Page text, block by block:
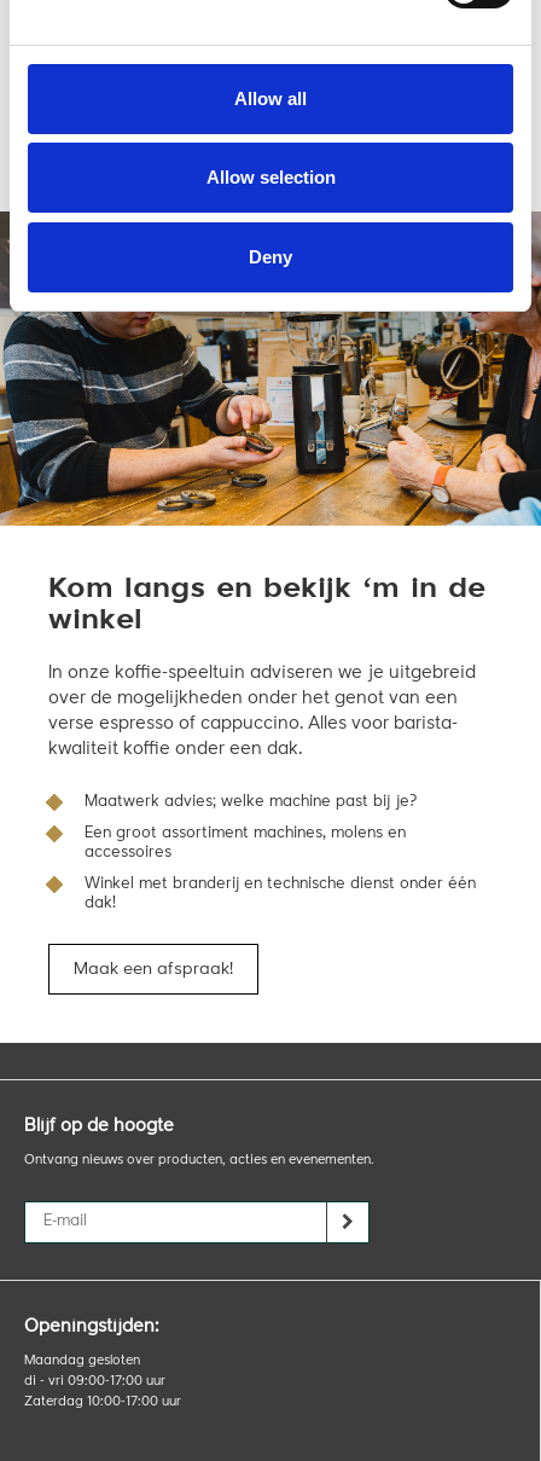
Allow all
Allow selection
Deny
sterren op basis van0beoordelingen
Kom langs en bekijk ‘m in de
winkel
In onze koffie-speeltuin adviseren we je uitgebreid
over de mogelijkheden onder het genot van een
verse espresso of cappuccino. Alles voor barista-
kwaliteit koffie onder een dak.
Maatwerk advies; welke machine past bij je?
Een groot assortiment machines, molens en
accessoires
Winkel met branderij en technische dienst onder één
dak!
Maak een afspraak!
Openingstijden:
Maandag gesloten
di - vri 09:00-17:00 uur
Zaterdag 10:00-17:00 uur
Blijf op de hoogte
Ontvang nieuws over producten, acties en evenementen.